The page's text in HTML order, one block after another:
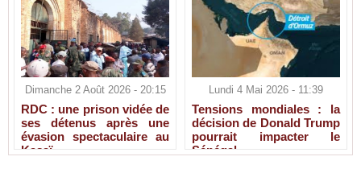
Dimanche 2 Août 2026 - 20:15
RDC : une prison vidée de
ses détenus après une
évasion spectaculaire au
Kasaï
Lundi 4 Mai 2026 - 11:39
Tensions mondiales : la
décision de Donald Trump
pourrait impacter le
Sénégal